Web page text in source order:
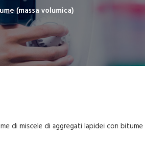
(massa volumica)
di miscele di aggregati lapidei con